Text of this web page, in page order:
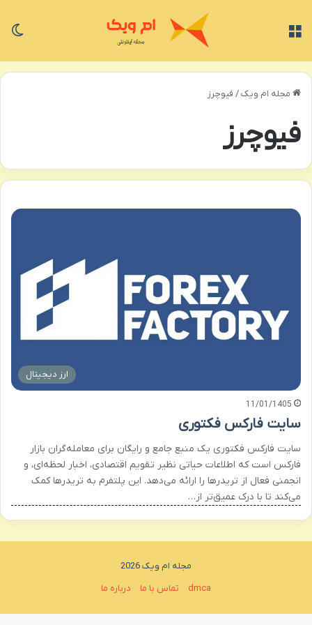
مجله ام ویک/ فیوچرز
فیوچرز
ارز دیجیتال
11/01/1405
سایت فارکس فکتوری
سایت فارکس فکتوری یک منبع جامع و رایگان برای معامله‌گران بازار
فارکس است که اطلاعات حیاتی نظیر تقویم اقتصادی، اخبار لحظه‌ای، و
انجمنی فعال از تریدرها را ارائه می‌دهد. این پلتفرم به تریدرها کمک
می‌کند تا با درک عمیق‌تر از…
مجله ام ویک 2026
dmca
تماس با ما درباره ما